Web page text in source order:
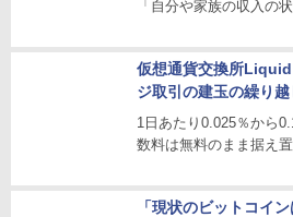
「自分や家族の収入の状
仮想通貨交換所
ジ取引の建玉の繰り
1日あたり0.025％から
数料は無料のまま据え置
「現状のビットコイ